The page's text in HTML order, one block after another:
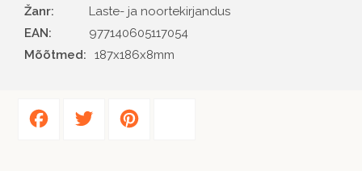
Žanr
Laste- ja noortekirjandus
EAN
977140605117054
Mõõtmed:
187x186x8mm